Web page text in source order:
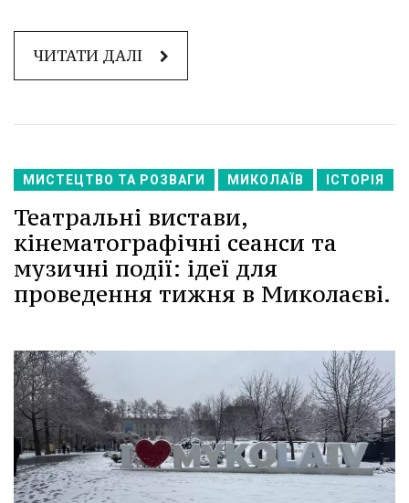
ЧИТАТИ ДАЛІ
МИСТЕЦТВО ТА РОЗВАГИ МИКОЛАЇВ ІСТОРІЯ
Театральні вистави,
кінематографічні сеанси та
музичні події: ідеї для
проведення тижня в Миколаєві.